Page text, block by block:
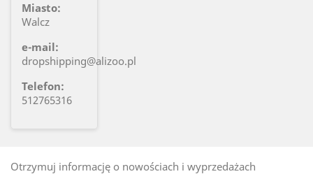
Miasto:
Walcz
e-mail:
dropshipping@alizoo.pl
Telefon:
512765316
Otrzymuj informację o nowościach i wyprzedażach